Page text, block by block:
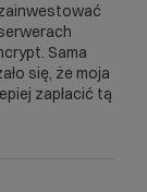
Sama
się, że moja
zapłacić tą